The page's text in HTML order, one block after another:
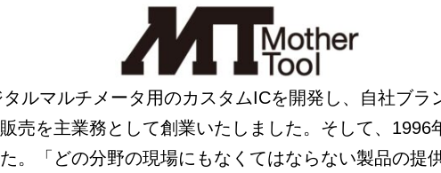
ルマルチメータ用のカスタムICを開発し、自社ブラ
売を主業務として創業いたしました。そして、1996
。「どの分野の現場にもなくてはならない製品の提